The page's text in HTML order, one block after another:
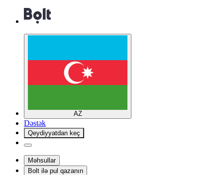
AZ
Dəstək
Qeydiyyatdan keç
Məhsullar
Bolt ilə pul qazanın